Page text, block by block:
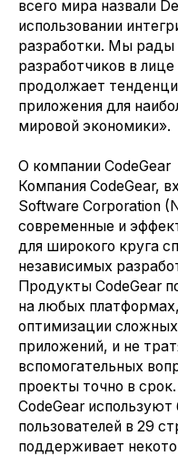
всего мира назвали
использовании
разработки. Мы рады
разработчиков в
продолжает
приложения для
мировой экономики».
О компании CodeGear
Компания CodeGear,
Software Corporation
современные и
для широкого круга
независимых
Продукты CodeGear
на любых
оптимизации
приложений, и не
вспомогательных
проекты точно в
CodeGear используют
пользователей в 29
поддерживает